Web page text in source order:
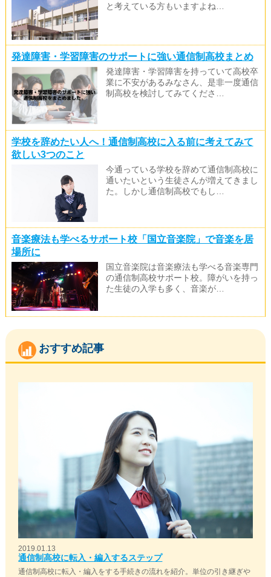
と考えている方もいますよね…
発達障害・学習障害のサポートに強い通信制高校まとめ
発達障害・学習障害を持っていて高校卒
業に不安があるみなさん、是非一度通信
制高校を検討してみてくださ…
学校を辞めたい人へ！通信制高校に入る前に考えてみて
欲しい3つのこと
今通っている学校を辞めて通信制高校に
通いたいという生徒さんが増えてきまし
た。しかし通信制高校でもし…
音楽療法も学べるサポート校「国立音楽院」で音楽を居
場所に
国立音楽院は音楽療法も学べる音楽専門
の通信制高校サポート校。障がいを持っ
た生徒の入学も多く、音楽が…
おすすめ記事
2019.01.13
通信制高校に転入・編入するステップ
通信制高校に転入・編入をする手続きの流れを紹介。単位の引き継ぎや